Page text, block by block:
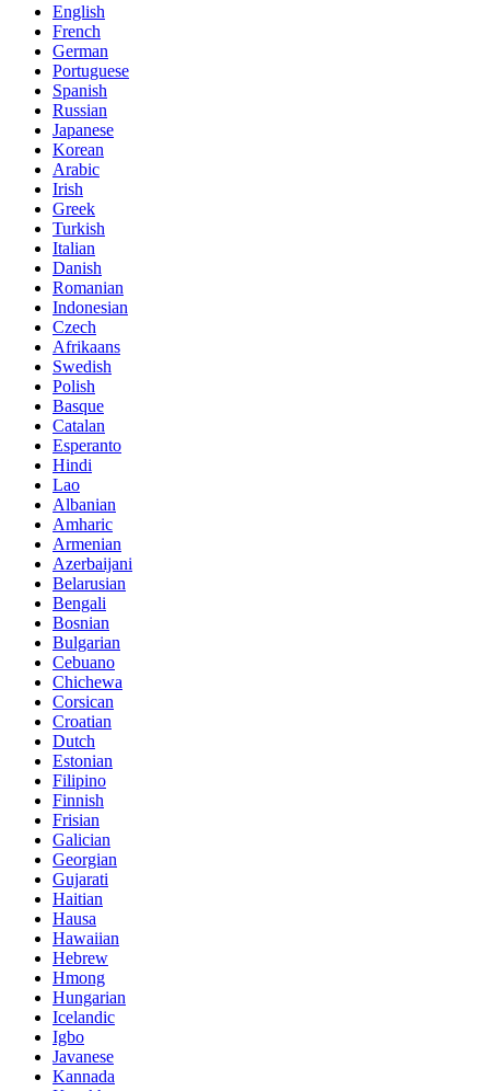
English
French
German
Portuguese
Spanish
Russian
Japanese
Korean
Arabic
Irish
Greek
Turkish
Italian
Danish
Romanian
Indonesian
Czech
Afrikaans
Swedish
Polish
Basque
Catalan
Esperanto
Hindi
Lao
Albanian
Amharic
Armenian
Azerbaijani
Belarusian
Bengali
Bosnian
Bulgarian
Cebuano
Chichewa
Corsican
Croatian
Dutch
Estonian
Filipino
Finnish
Frisian
Galician
Georgian
Gujarati
Haitian
Hausa
Hawaiian
Hebrew
Hmong
Hungarian
Icelandic
Igbo
Javanese
Kannada